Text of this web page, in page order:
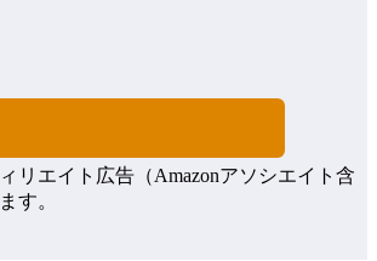
リエイト広告（Amazonアソシエイト含
す。